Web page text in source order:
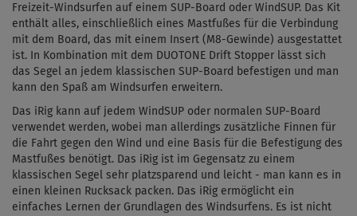
Freizeit-Windsurfen auf einem SUP-Board oder WindSUP. Das Kit
enthält alles, einschließlich eines Mastfußes für die Verbindung
mit dem Board, das mit einem Insert (M8-Gewinde) ausgestattet
ist. In Kombination mit dem DUOTONE Drift Stopper lässt sich
das Segel an jedem klassischen SUP-Board befestigen und man
kann den Spaß am Windsurfen erweitern.
Das iRig kann auf jedem WindSUP oder normalen SUP-Board
verwendet werden, wobei man allerdings zusätzliche Finnen für
die Fahrt gegen den Wind und eine Basis für die Befestigung des
Mastfußes benötigt. Das iRig ist im Gegensatz zu einem
klassischen Segel sehr platzsparend und leicht - man kann es in
einen kleinen Rucksack packen. Das iRig ermöglicht ein
einfaches Lernen der Grundlagen des Windsurfens. Es ist nicht